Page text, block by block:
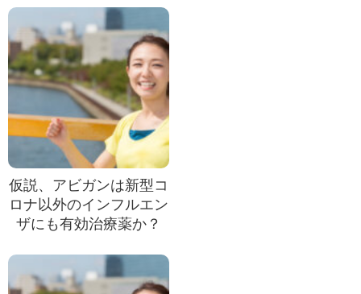
仮説、アビガンは新型コ
ロナ以外のインフルエン
ザにも有効治療薬か？